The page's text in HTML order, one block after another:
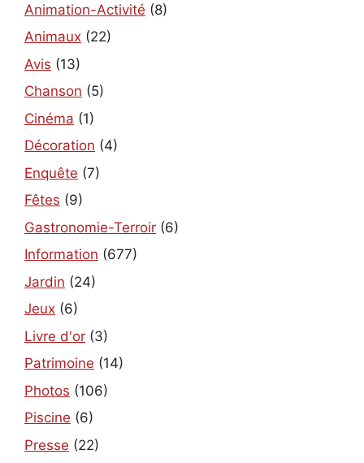
Animation-Activité (8)
Animaux (22)
Avis (13)
Chanson (5)
Cinéma (1)
Décoration (4)
Enquête (7)
Fêtes (9)
Gastronomie-Terroir (6)
Information (677)
Jardin (24)
Jeux (6)
Livre d'or (3)
Patrimoine (14)
Photos (106)
Piscine (6)
Presse (22)